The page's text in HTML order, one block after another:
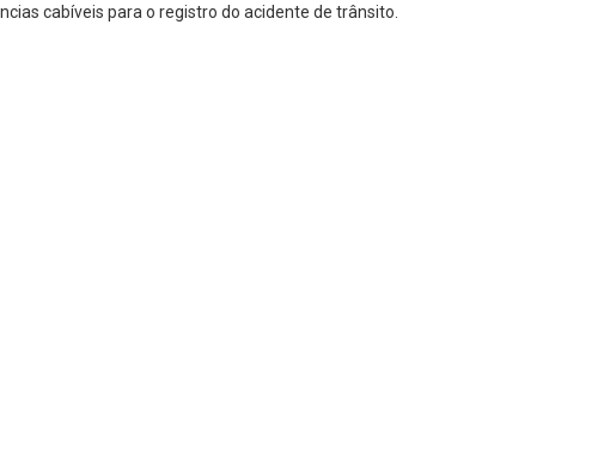
cabíveis para o registro do acidente de trânsito.